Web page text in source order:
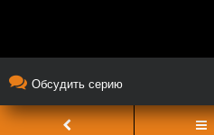
Обсудить серию